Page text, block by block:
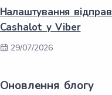
Налаштування
Cashalot у Viber
29/07/2026
Оновлення блогу